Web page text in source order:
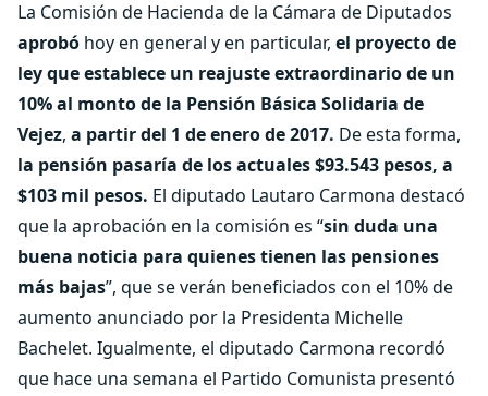
La Comisión de Hacienda de la Cámara de Diputados
aprobó hoy en general y en particular, el proyecto de
ley que establece un reajuste extraordinario de un
10% al monto de la Pensión Básica Solidaria de
Vejez, a partir del 1 de enero de 2017. De esta forma,
la pensión pasaría de los actuales $93.543 pesos, a
$103 mil pesos. El diputado Lautaro Carmona destacó
que la aprobación en la comisión es “sin duda una
buena noticia para quienes tienen las pensiones
más bajas”, que se verán beneficiados con el 10% de
aumento anunciado por la Presidenta Michelle
Bachelet. Igualmente, el diputado Carmona recordó
que hace una semana el Partido Comunista presentó